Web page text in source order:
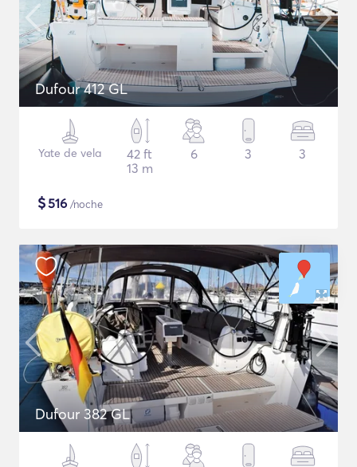
Dufour 412 GL
Yate de vela
42 ft
13 m
6 3 3
$516 /noche
Dufour 382 GL